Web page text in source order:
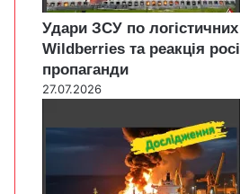
Удари ЗСУ по
Wildberries та реакція
пропаганди
27.07.2026